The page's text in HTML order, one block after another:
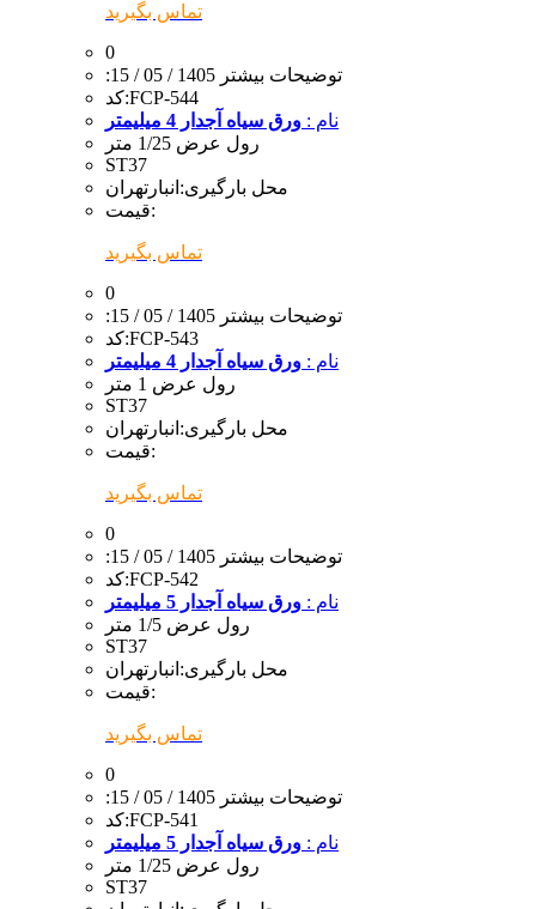
تماس بگیرید
0
:توضیحات بیشتر
کد:FCP-544
نام : ورق سیاه آجدار 4 میلیمتر
رول عرض 1/25 متر
ST37
محل بارگیری: انبارتهران
قیمت:
تماس بگیرید
0
:توضیحات بیشتر
کد:FCP-543
نام : ورق سیاه آجدار 4 میلیمتر
رول عرض 1 متر
ST37
محل بارگیری: انبارتهران
قیمت:
تماس بگیرید
0
:توضیحات بیشتر
کد:FCP-542
نام : ورق سیاه آجدار 5 میلیمتر
رول عرض 1/5 متر
ST37
محل بارگیری: انبارتهران
قیمت:
تماس بگیرید
0
:توضیحات بیشتر
کد:FCP-541
نام : ورق سیاه آجدار 5 میلیمتر
رول عرض 1/25 متر
ST37